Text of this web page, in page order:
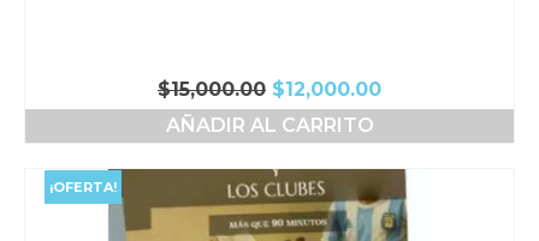
$15,000.00 El
precio
original
$15,000.00.
$12,000.00El
precio
AÑADIR AL CARRITO
¡OFERTA!